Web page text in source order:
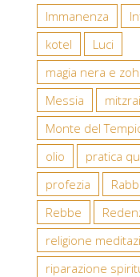
Immanenza
kotel
Luci
magia nera e
Messia
Monte del
olio
pratica
profezia
Rebbe
religione
riparazione